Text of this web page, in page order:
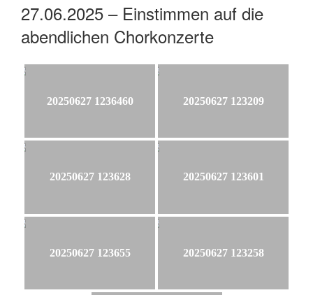
27.06.2025 – Einstimmen auf die
abendlichen Chorkonzerte
20250627 1236460 20250627 123209
20250627 123628 20250627 123601
20250627 123655 20250627 123258